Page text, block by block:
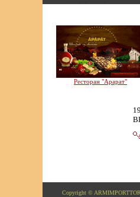
Ресторан "Арарат"
Copyright ©